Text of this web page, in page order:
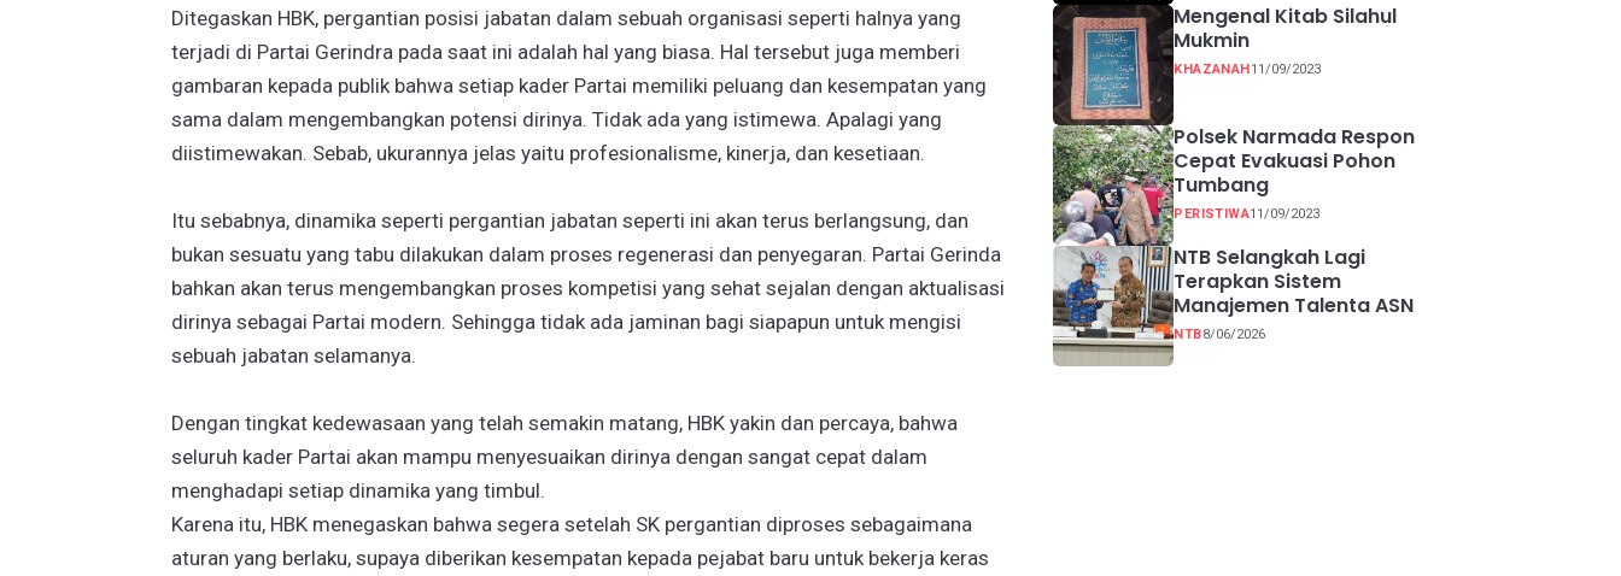
Ditegaskan HBK, pergantian posisi jabatan dalam sebuah organisasi seperti halnya yang
terjadi di Partai Gerindra pada saat ini adalah hal yang biasa. Hal tersebut juga memberi
gambaran kepada publik bahwa setiap kader Partai memiliki peluang dan kesempatan yang
sama dalam mengembangkan potensi dirinya. Tidak ada yang istimewa. Apalagi yang
diistimewakan. Sebab, ukurannya jelas yaitu profesionalisme, kinerja, dan kesetiaan.
Itu sebabnya, dinamika seperti pergantian jabatan seperti ini akan terus berlangsung, dan
bukan sesuatu yang tabu dilakukan dalam proses regenerasi dan penyegaran. Partai Gerinda
bahkan akan terus mengembangkan proses kompetisi yang sehat sejalan dengan aktualisasi
dirinya sebagai Partai modern. Sehingga tidak ada jaminan bagi siapapun untuk mengisi
sebuah jabatan selamanya.
Dengan tingkat kedewasaan yang telah semakin matang, HBK yakin dan percaya, bahwa
seluruh kader Partai akan mampu menyesuaikan dirinya dengan sangat cepat dalam
menghadapi setiap dinamika yang timbul.
Karena itu, HBK menegaskan bahwa segera setelah SK pergantian diproses sebagaimana
aturan yang berlaku, supaya diberikan kesempatan kepada pejabat baru untuk bekerja keras
Mengenal Kitab Silahul
Mukmin
KHAZANAH11/09/2023
Polsek Narmada Respon
Cepat Evakuasi Pohon
Tumbang
PERISTIWA11/09/2023
NTB Selangkah Lagi
Terapkan Sistem
Manajemen Talenta ASN
NTB8/06/2026